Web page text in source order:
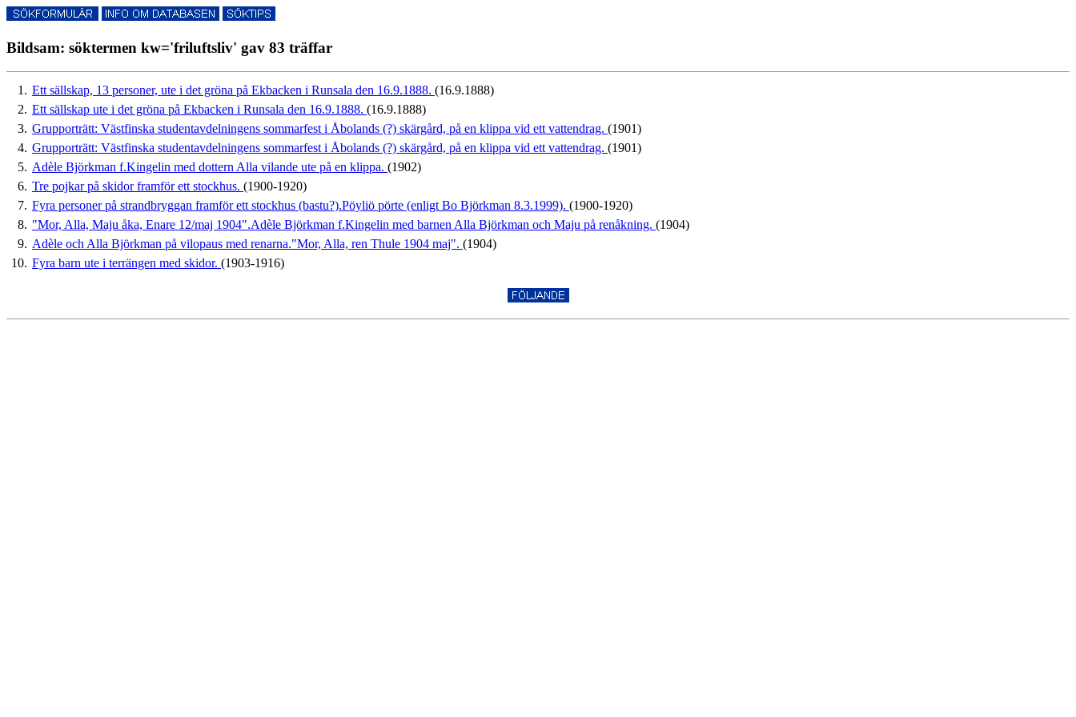
Bildsam: söktermen kw='friluftsliv' gav 83 träffar
1. Ett sällskap, 13 personer, ute i det gröna på Ekbacken i Runsala den 16.9.1888. (16.9.1888)
2. Ett sällskap ute i det gröna på Ekbacken i Runsala den 16.9.1888. (16.9.1888)
3. Grupporträtt: Västfinska studentavdelningens sommarfest i Åbolands (?) skärgård, på en klippa vid ett vattendrag. (1901)
4. Grupporträtt: Västfinska studentavdelningens sommarfest i Åbolands (?) skärgård, på en klippa vid ett vattendrag. (1901)
5. Adèle Björkman f.Kingelin med dottern Alla vilande ute på en klippa. (1902)
6. Tre pojkar på skidor framför ett stockhus. (1900-1920)
7. Fyra personer på strandbryggan framför ett stockhus (bastu?).Pöyliö pörte (enligt Bo Björkman 8.3.1999). (1900-1920)
8. "Mor, Alla, Maju åka, Enare 12/maj 1904".Adèle Björkman f.Kingelin med barnen Alla Björkman och Maju på renåkning. (1904)
9. Adèle och Alla Björkman på vilopaus med renarna."Mor, Alla, ren Thule 1904 maj". (1904)
10. Fyra barn ute i terrängen med skidor. (1903-1916)